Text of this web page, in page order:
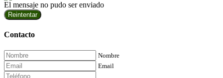
El mensaje no pudo ser enviado
Reintentar
Contacto
Nombre
Email